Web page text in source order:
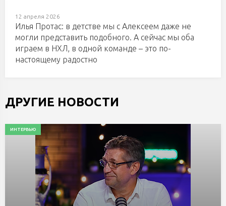
12 апреля 2026
Илья Протас: в детстве мы с Алексеем даже не
могли представить подобного. А сейчас мы оба
играем в НХЛ, в одной команде – это по-
настоящему радостно
ДРУГИЕ НОВОСТИ
ИНТЕРВЬЮ